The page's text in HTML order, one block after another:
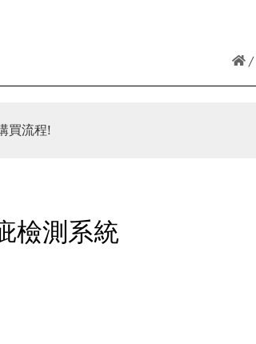
買流程!
檢測系統